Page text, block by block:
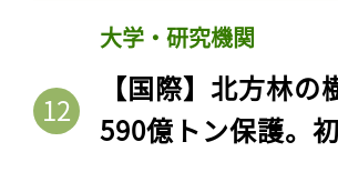
大学・研究機関
【国際】北方林
590億トン保護。